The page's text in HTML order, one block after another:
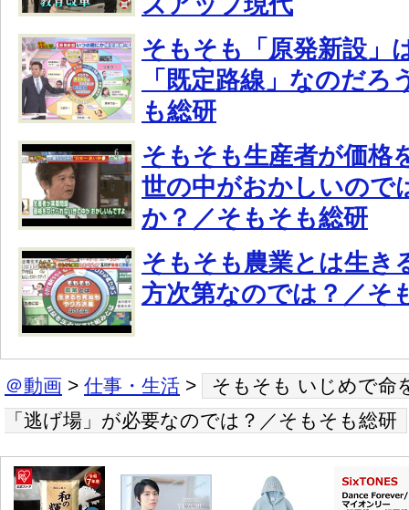
そもそも「原発新設」
「既定路線」なのだろ
も総研
そもそも生産者が価格
世の中がおかしいので
か？／そもそも総研
そもそも農業とは生き
方次第なのでは？／そ
＠動画 > 仕事・生活 >
そもそも いじめで命
「逃げ場」が必要なのでは？／そもそも総研